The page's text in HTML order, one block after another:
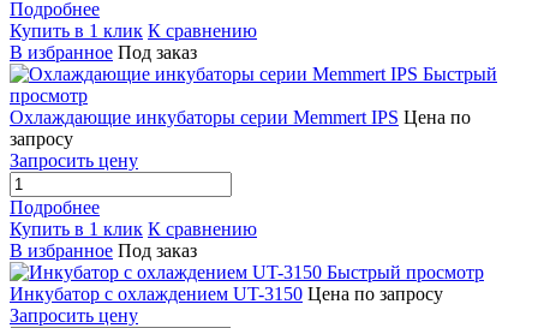
Подробнее
Купить в 1 клик К сравнению
В избранное Под заказ
Быстрый
просмотр
Охлаждающие инкубаторы серии Memmert IPS Цена по
запросу
Запросить цену
Подробнее
Купить в 1 клик К сравнению
В избранное Под заказ
Быстрый просмотр
Инкубатор с охлаждением UT-3150 Цена по запросу
Запросить цену